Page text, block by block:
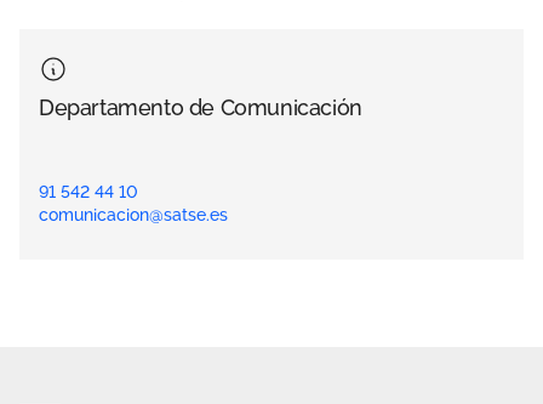
Departamento de Comunicación
91 542 44 10
comunicacion@satse.es